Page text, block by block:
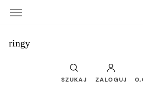
ringy
SZUKAJ ZALOGUJ